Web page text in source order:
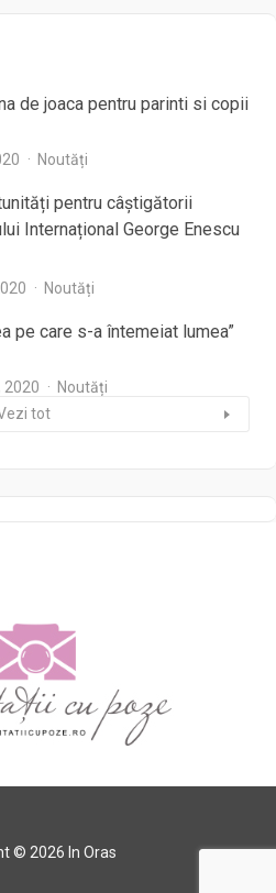
de joaca pentru parinti si copii
Noutăți
pentru câștigătorii
Internațional George Enescu
Noutăți
pe care s-a întemeiat lumea”
2020
Noutăți
tot
© 2026 In Oras